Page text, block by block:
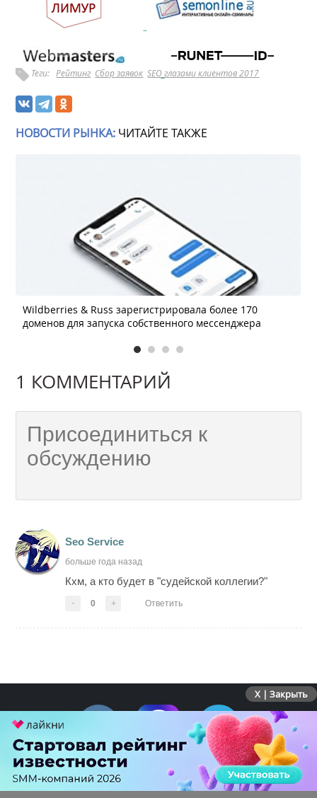
Теги: Рейтинг Сбор заявок SEO глазами клиентов 2017
НОВОСТИ РЫНКА: ЧИТАЙТЕ ТАКЖЕ
Wildberries & Russ зарегистрировала более 170
доменов для запуска собственного мессенджера
1 КОММЕНТАРИЙ
Seo Service
больше года назад
Кхм, а кто будет в "судейской коллегии?"
- 0 + Ответить
X | Закрыть
ПЕРЕЙТИ НА ПОЛНУЮ ВЕРСИЮ
© SEOnews.ru Все права защищены. 2026